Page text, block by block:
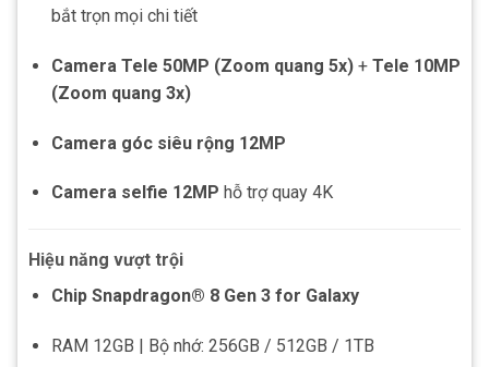
bắt trọn mọi chi tiết
Camera Tele 50MP (Zoom quang 5x)+ Tele 10MP
(Zoom quang 3x)
Camera góc siêu rộng 12MP
Camera selfie 12MP hỗ trợ quay 4K
Hiệu năng vượt trội
Chip Snapdragon® 8 Gen 3 for Galaxy
RAM 12GB | Bộ nhớ: 256GB / 512GB / 1TB